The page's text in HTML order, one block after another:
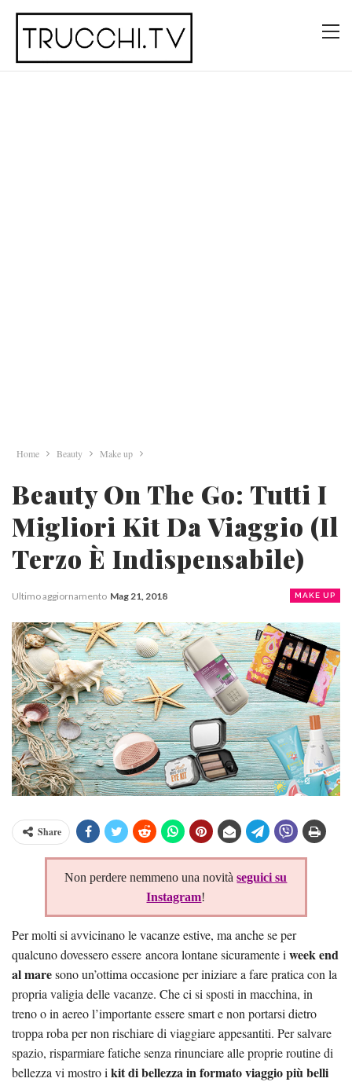
Home Beauty Make up
Beauty On The Go: Tutti I
Migliori Kit Da Viaggio (Il
Terzo È Indispensabile)
MAKE UP
Ultimo aggiornamento Mag 21, 2018
Share
Non perdere nemmeno una novitàseguici su
Instagram!
Per molti si avvicinano le vacanze estive, ma anche se per
qualcuno dovessero essere ancora lontane sicuramente i week end
al maresono un’ottima occasione per iniziare a fare pratica con la
propria valigia delle vacanze. Che ci si sposti in macchina, in
treno o in aereo l’importante essere smart e non portarsi dietro
troppa roba per non rischiare di viaggiare appesantiti. Per salvare
spazio, risparmiare fatiche senza rinunciare alle proprie routine di
bellezza vi mostro i kit di bellezza in formato viaggio più belli